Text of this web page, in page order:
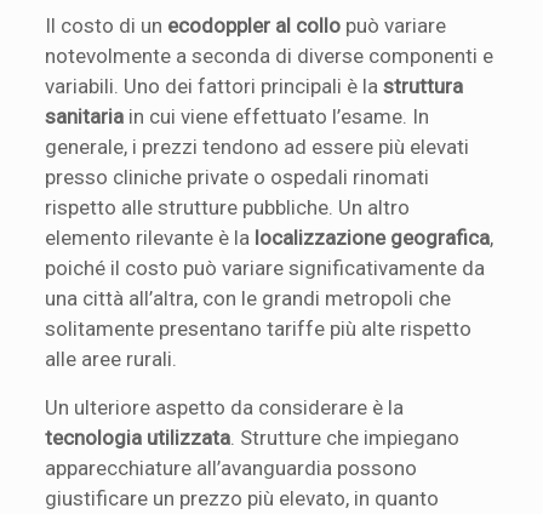
Il costo di un ecodoppler al collo può variare
notevolmente a seconda di diverse componenti e
variabili. Uno dei fattori principali è lastruttura
sanitaria in cui viene effettuato l’esame. In
generale, i prezzi tendono ad essere più elevati
presso cliniche private o ospedali rinomati
rispetto alle strutture pubbliche. Un altro
elemento rilevante è la localizzazione geografica,
poiché il costo può variare significativamente da
una città all’altra, con le grandi metropoli che
solitamente presentano tariffe più alte rispetto
alle aree rurali.
Un ulteriore aspetto da considerare è la
tecnologia utilizzata . Strutture che impiegano
apparecchiature all’avanguardia possono
giustificare un prezzo più elevato, in quanto